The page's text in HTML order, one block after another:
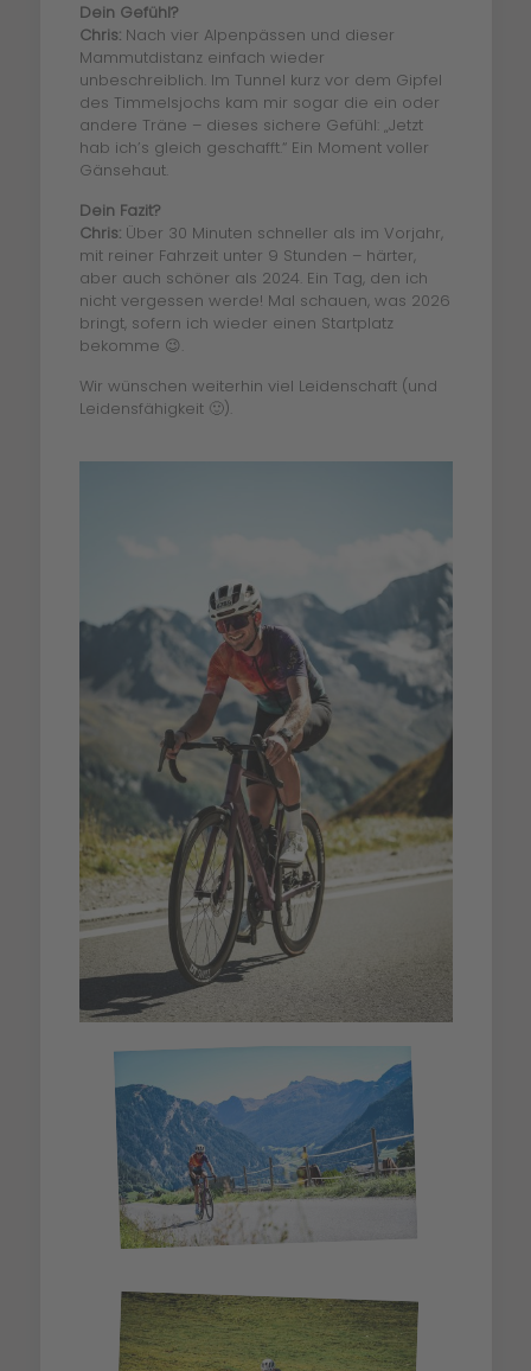
Dein Gefühl?
Chris:Nach vier Alpenpässen und dieser
Mammutdistanz einfach wieder
unbeschreiblich. Im Tunnel kurz vor dem Gipfel
des Timmelsjochs kam mir sogar die ein oder
andere Träne – dieses sichere Gefühl: „Jetzt
hab ich’s gleich geschafft.“ Ein Moment voller
Gänsehaut.
Dein Fazit?
Chris:Über 30 Minuten schneller als im Vorjahr,
mit reiner Fahrzeit unter 9 Stunden – härter,
aber auch schöner als 2024. Ein Tag, den ich
nicht vergessen werde! Mal schauen, was 2026
bringt, sofern ich wieder einen Startplatz
bekomme 😉.
Wir wünschen weiterhin viel Leidenschaft (und
Leidensfähigkeit 🙂).